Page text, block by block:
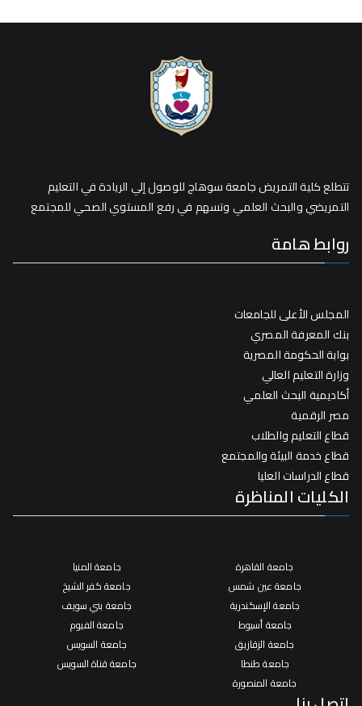
تتطلع كلية التمريض جامعة سوهاج للوصول إلي الريادة في التعليم
التمريضي والبحث العلمي وتسهم في رفع المستوي الصحي للمجتمع
روابط هامة
المجلس الأعلى للجامعات
بنك المعرفة المصري
بوابة الحكومة المصرية
وزارة التعليم العالي
أكاديمية البحث العلمي
مصر الرقمية
قطاع التعليم والطلاب
قطاع خدمة البيئة والمجتمع
قطاع الدراسات العليا
الكليات المناظرة
جامعة القاهرة
جامعة عين شمس
جامعة الإسكندرية
جامعة أسيوط
جامعة الزقازيق
جامعة طنطا
جامعة المنصورة
جامعة المنيا
جامعة كفر الشيخ
جامعة بني سويف
جامعة الفيوم
جامعة السويس
جامعة قناة السويس